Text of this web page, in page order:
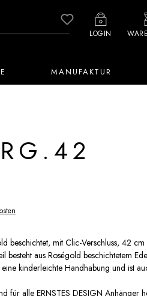
Du hast 0
LOGIN
MANUFAKTUR
beschichtet, mit Clic-Verschluss, 42 cm
besteht aus Roségold beschichtetem
kinderleichte Handhabung und ist
für alle ERNSTES DESIGN Anhänger